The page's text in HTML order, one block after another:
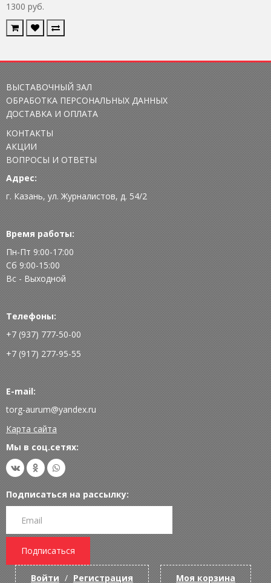
1300 руб.
ВЫСТАВОЧНЫЙ ЗАЛ
ОБРАБОТКА ПЕРСОНАЛЬНЫХ ДАННЫХ
ДОСТАВКА И ОПЛАТА
КОНТАКТЫ
АКЦИИ
ВОПРОСЫ И ОТВЕТЫ
Адрес:
г. Казань, ул. Журналистов, д. 54/2
Время работы:
Пн-Пт 9:00-17:00
Сб 9:00-15:00
Вс - Выходной
Телефоны:
+7 (937) 777-50-00
+7 (917) 277-95-55
E-mail:
torg-aurum@yandex.ru
Карта сайта
Мы в соц.сетях:
Подписаться на рассылку:
Подписаться
Войти / Регистрация Моя корзина